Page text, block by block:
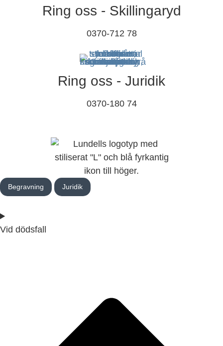
Ring oss - Skillingaryd
0370-712 78
Ring oss - Juridik
0370-180 74
Begravning Juridik
Vid dödsfall